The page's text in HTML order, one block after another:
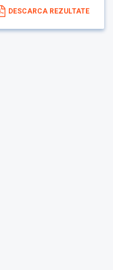
DESCARCA REZULTATE